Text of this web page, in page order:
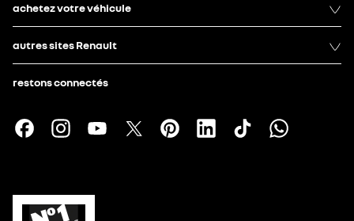
achetez votre véhicule
autres sites Renault
restons connectés